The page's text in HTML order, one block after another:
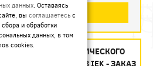
В КОРЗИНУ
ВИНТ ДЛЯ ЭЛЕКТРИЧЕСКОГО
СОЕДИНЕНИЯ М5Х8 IEK - ЗАКАЗ
данных. Оставаясь
вы соглашаетесь с
и обработки
данных, в том
cookies.